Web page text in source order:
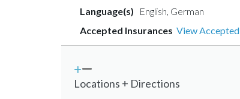
Language(s) English, German
Accepted Insurances View Accepted
Locations + Directions